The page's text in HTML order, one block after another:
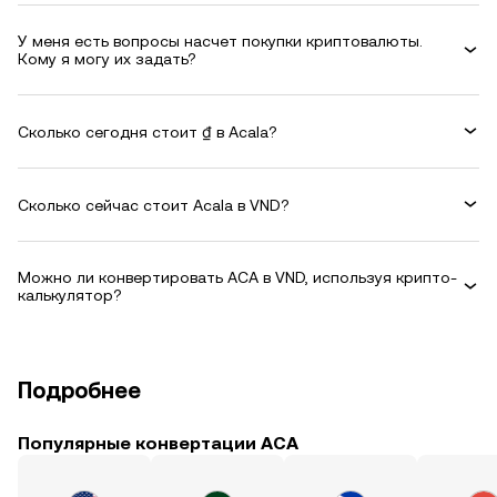
У меня есть вопросы насчет покупки криптовалюты.
Кому я могу их задать?
Сколько сегодня стоит ₫ в Acala?
Сколько сейчас стоит Acala в VND?
Можно ли конвертировать ACA в VND, используя крипто-
калькулятор?
Подробнее
Популярные конвертации ACA